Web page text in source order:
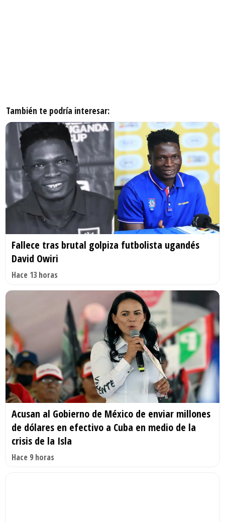
También te podría interesar:
Fallece tras brutal golpiza futbolista ugandés
David Owiri
Hace 13 horas
Acusan al Gobierno de México de enviar millones
de dólares en efectivo a Cuba en medio de la
crisis de la Isla
Hace 9 horas